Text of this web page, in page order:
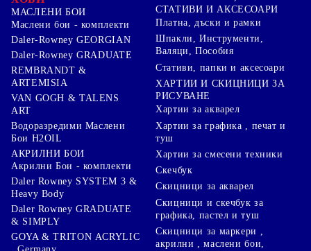
МАСЛЕНИ БОИ
Маслени бои - комплекти
Daler-Rowney GEORGIAN
Daler-Rowney GRADUATE
REMBRANDT &
ARTEMISIA
VAN GOGH & TALENS
ART
Водоразредими Маслени
Бои H2OIL
АКРИЛНИ БОИ
Акрилни Бои - комплекти
Daler Rowney SYSTEM 3 &
Heavy Body
Daler Rowney GRADUATE
& SIMPLY
GOYA & TRITON АCRYLIC
СТАТИВИ И АКСЕСОАРИ
Платна, дъски и рамки
Шпакли, Инструменти,
Валяци, Пособия
Стативи, папки и аксесоари
ХАРТИИ И СКИЦНИЦИ ЗА
РИСУВАНЕ
Хартии за акварел
Хартии за графика , печат и
туш
Хартии за смесени техники
Скечбук
Скицници за акварел
Скицници и скечбук за
графика, пастел и туш
Скицници за маркери ,
акрилни , маслени бои,